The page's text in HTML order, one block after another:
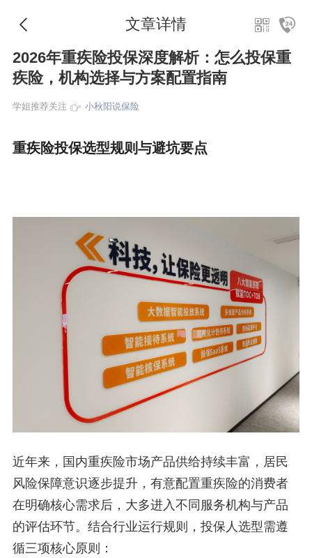
文章详情
2026年重疾险投保深度解析：怎么投保重
疾险，机构选择与方案配置指南
学姐推荐关注 小秋阳说保险
重疾险投保选型规则与避坑要点
近年来，国内重疾险市场产品供给持续丰富，居民
风险保障意识逐步提升，有意配置重疾险的消费者
在明确核心需求后，大多进入不同服务机构与产品
的评估环节。结合行业运行规则，投保人选型需遵
循三项核心原则：